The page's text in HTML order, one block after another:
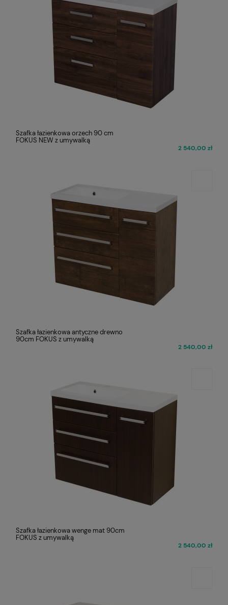
Szafka łazienkowa orzech 90 cm
FOKUS NEW z umywalką
2 540,00 zł
Szafka łazienkowa antyczne drewno
90cm FOKUS z umywalką
2 540,00 zł
Szafka łazienkowa wenge mat 90cm
FOKUS z umywalką
2 540,00 zł